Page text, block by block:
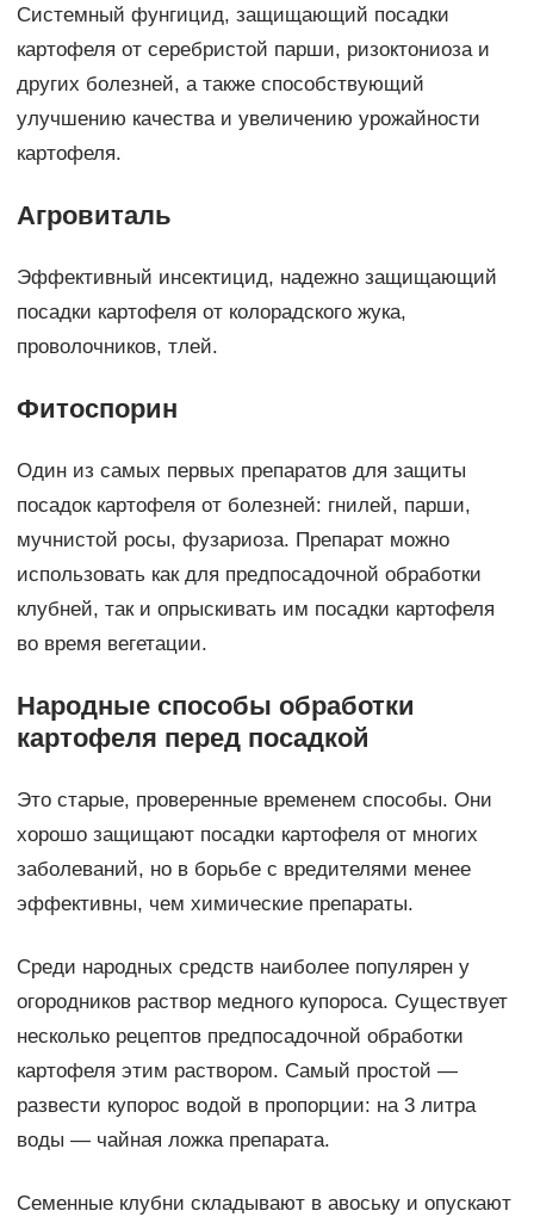
Системный фунгицид, защищающий посадки
картофеля от серебристой парши, ризоктониоза и
других болезней, а также способствующий
улучшению качества и увеличению урожайности
картофеля.
Агровиталь
Эффективный инсектицид, надежно защищающий
посадки картофеля от колорадского жука,
проволочников, тлей.
Фитоспорин
Один из самых первых препаратов для защиты
посадок картофеля от болезней: гнилей, парши,
мучнистой росы, фузариоза. Препарат можно
использовать как для предпосадочной обработки
клубней, так и опрыскивать им посадки картофеля
во время вегетации.
Народные способы обработки
картофеля перед посадкой
Это старые, проверенные временем способы. Они
хорошо защищают посадки картофеля от многих
заболеваний, но в борьбе с вредителями менее
эффективны, чем химические препараты.
Среди народных средств наиболее популярен у
огородников раствор медного купороса. Существует
несколько рецептов предпосадочной обработки
картофеля этим раствором. Самый простой —
развести купорос водой в пропорции: на 3 литра
воды — чайная ложка препарата.
Семенные клубни складывают в авоську и опускают